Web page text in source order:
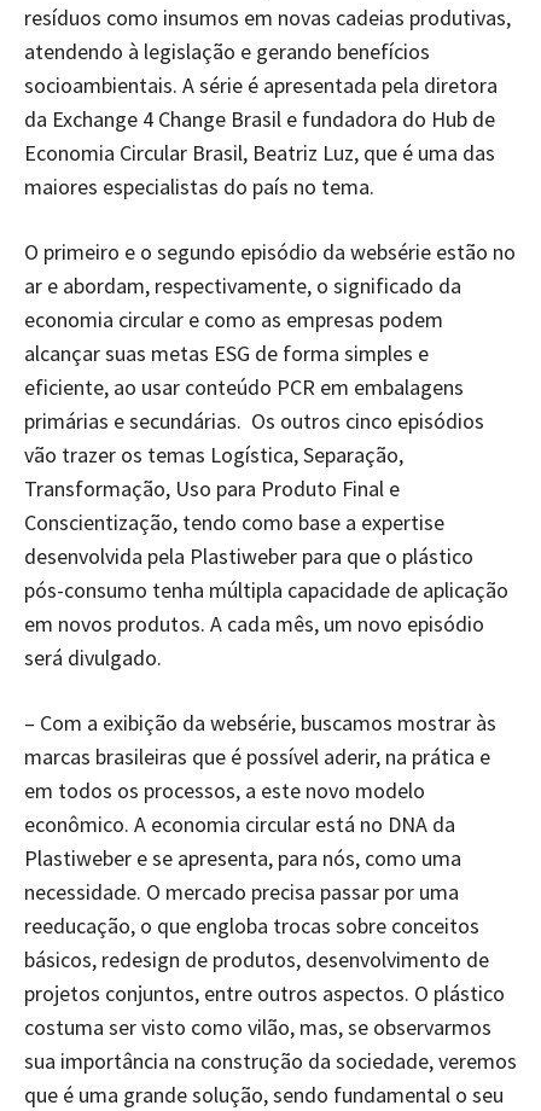
resíduos como insumos em novas cadeias produtivas,
atendendo à legislação e gerando benefícios
socioambientais. A série é apresentada pela diretora
da Exchange 4 Change Brasil e fundadora do Hub de
Economia Circular Brasil, Beatriz Luz, que é uma das
maiores especialistas do país no tema.
O primeiro e o segundo episódio da websérie estão no
ar e abordam, respectivamente, o significado da
economia circular e como as empresas podem
alcançar suas metas ESG de forma simples e
eficiente, ao usar conteúdo PCR em embalagens
primárias e secundárias. Os outros cinco episódios
vão trazer os temas Logística, Separação,
Transformação, Uso para Produto Final e
Conscientização, tendo como base a expertise
desenvolvida pela Plastiweber para que o plástico
pós-consumo tenha múltipla capacidade de aplicação
em novos produtos. A cada mês, um novo episódio
será divulgado.
– Com a exibição da websérie, buscamos mostrar às
marcas brasileiras que é possível aderir, na prática e
em todos os processos, a este novo modelo
econômico. A economia circular está no DNA da
Plastiweber e se apresenta, para nós, como uma
necessidade. O mercado precisa passar por uma
reeducação, o que engloba trocas sobre conceitos
básicos, redesign de produtos, desenvolvimento de
projetos conjuntos, entre outros aspectos. O plástico
costuma ser visto como vilão, mas, se observarmos
sua importância na construção da sociedade, veremos
que é uma grande solução, sendo fundamental o seu